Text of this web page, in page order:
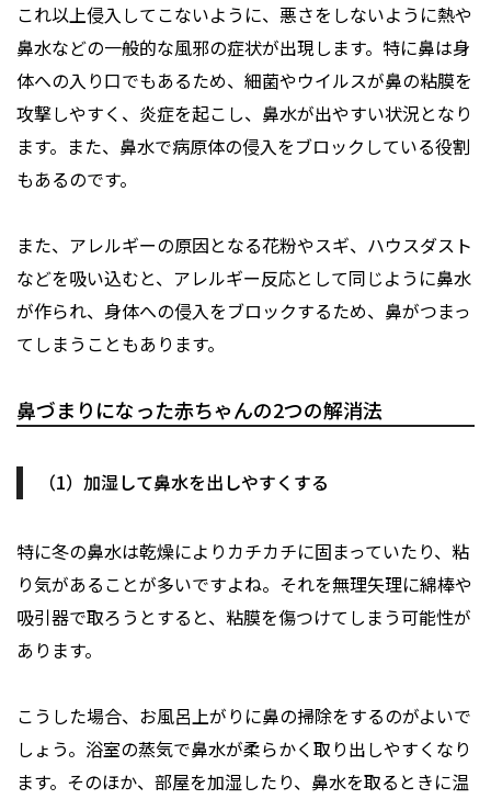
これ以上侵入してこないように、悪さをしないように熱や
鼻水などの一般的な風邪の症状が出現します。特に鼻は身
体への入り口でもあるため、細菌やウイルスが鼻の粘膜を
攻撃しやすく、炎症を起こし、鼻水が出やすい状況となり
ます。また、鼻水で病原体の侵入をブロックしている役割
もあるのです。
また、アレルギーの原因となる花粉やスギ、ハウスダスト
などを吸い込むと、アレルギー反応として同じように鼻水
が作られ、身体への侵入をブロックするため、鼻がつまっ
てしまうこともあります。
鼻づまりになった赤ちゃんの2つの解消法
（1）加湿して鼻水を出しやすくする
特に冬の鼻水は乾燥によりカチカチに固まっていたり、粘
り気があることが多いですよね。それを無理矢理に綿棒や
吸引器で取ろうとすると、粘膜を傷つけてしまう可能性が
あります。
こうした場合、お風呂上がりに鼻の掃除をするのがよいで
しょう。浴室の蒸気で鼻水が柔らかく取り出しやすくなり
ます。そのほか、部屋を加湿したり、鼻水を取るときに温